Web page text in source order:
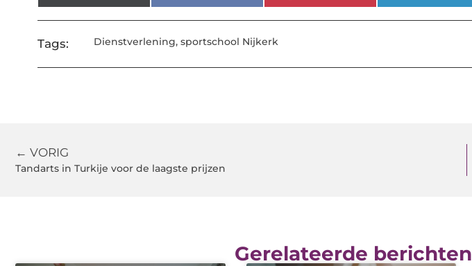
Tags: Dienstverlening,sportschool Nijkerk
← VORIG
Tandarts in Turkije voor de laagste prijzen
Gerelateerde berichten